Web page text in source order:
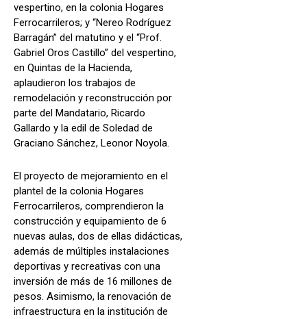
vespertino, en la colonia Hogares
Ferrocarrileros; y “Nereo Rodríguez
Barragán” del matutino y el “Prof.
Gabriel Oros Castillo” del vespertino,
en Quintas de la Hacienda,
aplaudieron los trabajos de
remodelación y reconstrucción por
parte del Mandatario, Ricardo
Gallardo y la edil de Soledad de
Graciano Sánchez, Leonor Noyola.
El proyecto de mejoramiento en el
plantel de la colonia Hogares
Ferrocarrileros, comprendieron la
construcción y equipamiento de 6
nuevas aulas, dos de ellas didácticas,
además de múltiples instalaciones
deportivas y recreativas con una
inversión de más de 16 millones de
pesos. Asimismo, la renovación de
infraestructura en la institución de